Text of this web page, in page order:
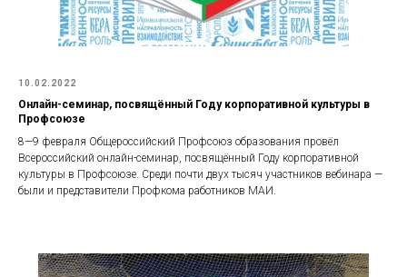
10.02.2022
Онлайн-семинар, посвящённый Году корпоративной культуры в
Профсоюзе
8—9 февраля Общероссийский Профсоюз образования провёл
Всероссийский онлайн-семинар, посвящённый Году корпоративной
культуры в Профсоюзе. Среди почти двух тысяч участников вебинара —
были и представители Профкома работников МАИ.